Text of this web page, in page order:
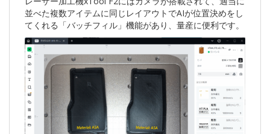
並べた複数アイテムに同じレイアウトでAIが位置決めをし
てくれる「バッチフィル」機能があり、量産に便利です。